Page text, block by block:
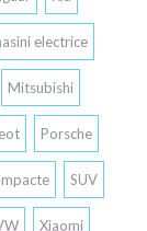
electrice
Mitsubishi
Porsche
SUV
Xiaomi